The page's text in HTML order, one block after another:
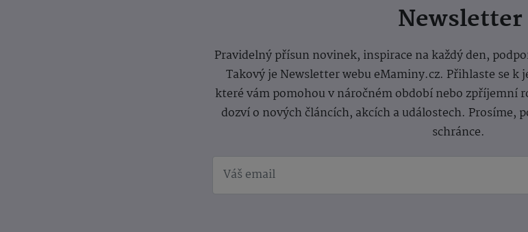
Newsletter
Pravidelný přísun novinek, inspirace na každý den,
Takový je Newsletter webu eMaminy.cz. Přihlaste se k
které vám pomohou v náročném období nebo zpříjemní
dozví o nových článcích, akcích a událostech. Prosíme,
schránce.